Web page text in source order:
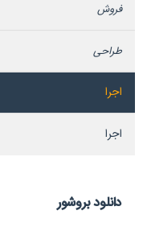
فروش
طراحی
اجرا
اجرا
دانلود بروشور